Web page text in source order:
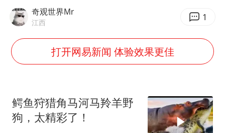
方桃子代言广告视频已下架
上交绝杀清华 姚明笑出表情包
白海豚在海上打了个结
构建更高水平的全民健身公共服务体系
奇观世界Mr
江西 1
打开网易新闻 体验效果更佳
鳄鱼狩猎角马河马羚羊野
狗，太精彩了！